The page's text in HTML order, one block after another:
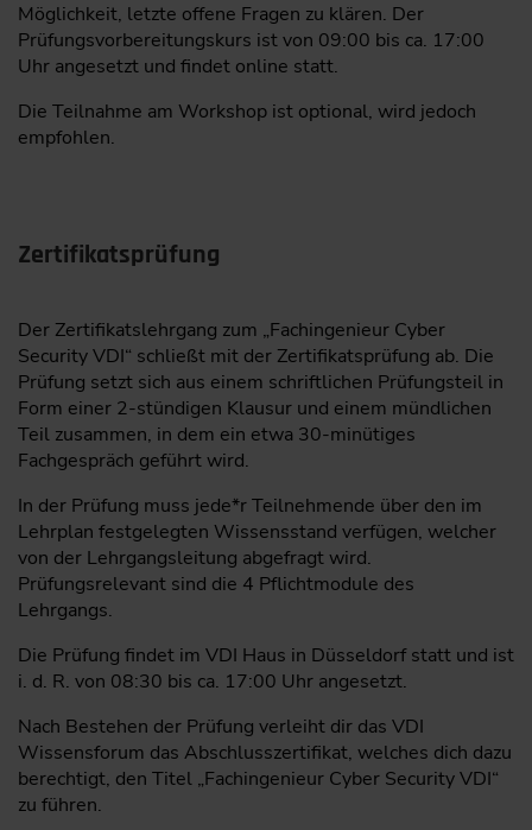
Möglichkeit, letzte offene Fragen zu klären. Der
Prüfungsvorbereitungskurs ist von 09:00 bis ca. 17:00
Uhr angesetzt und findet online statt.
Die Teilnahme am Workshop ist optional, wird jedoch
empfohlen.
Zertifikatsprüfung
Der Zertifikatslehrgang zum „Fachingenieur Cyber
Security VDI“ schließt mit der Zertifikatsprüfung ab. Die
Prüfung setzt sich aus einem schriftlichen Prüfungsteil in
Form einer 2-stündigen Klausur und einem mündlichen
Teil zusammen, in dem ein etwa 30-minütiges
Fachgespräch geführt wird.
In der Prüfung muss jede*r Teilnehmende über den im
Lehrplan festgelegten Wissensstand verfügen, welcher
von der Lehrgangsleitung abgefragt wird.
Prüfungsrelevant sind die 4 Pflichtmodule des
Lehrgangs.
Die Prüfung findet im VDI Haus in Düsseldorf statt und ist
i. d. R. von 08:30 bis ca. 17:00 Uhr angesetzt.
Nach Bestehen der Prüfung verleiht dir das VDI
Wissensforum das Abschlusszertifikat, welches dich dazu
berechtigt, den Titel „Fachingenieur Cyber Security VDI“
zu führen.